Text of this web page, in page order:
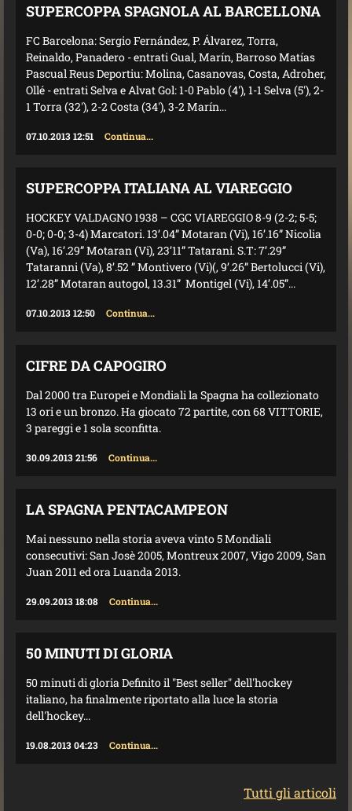
SUPERCOPPA SPAGNOLA AL BARCELLONA
FC Barcelona: Sergio Fernández, P. Álvarez, Torra,
Reinaldo, Panadero - entrati Gual, Marín, Barroso Matías
Pascual Reus Deportiu: Molina, Casanovas, Costa, Adroher,
Ollé - entrati Selva e Alvat Gol: 1-0 Pablo (4'), 1-1 Selva (5'), 2-
1 Torra (32'), 2-2 Costa (34'), 3-2 Marín...
07.10.2013 12:51 Continua...
SUPERCOPPA ITALIANA AL VIAREGGIO
HOCKEY VALDAGNO 1938 – CGC VIAREGGIO 8-9 (2-2; 5-5;
0-0; 0-0; 3-4) Marcatori. 13’.04” Motaran (Vi), 16’.16” Nicolia
(Va), 16’.29” Motaran (Vi), 23’11” Tatarani. S.T: 7’.29”
Tataranni (Va), 8’.52 ” Montivero (Vi)(, 9’.26” Bertolucci (Vi),
12’.28” Motaran autogol, 13.31” Montigel (Vi), 14’.05”...
07.10.2013 12:50 Continua...
CIFRE DA CAPOGIRO
Dal 2000 tra Europei e Mondiali la Spagna ha collezionato
13 ori e un bronzo. Ha giocato 72 partite, con 68 VITTORIE,
3 pareggi e 1 sola sconfitta.
30.09.2013 21:56 Continua...
LA SPAGNA PENTACAMPEON
Mai nessuno nella storia aveva vinto 5 Mondiali
consecutivi: San Josè 2005, Montreux 2007, Vigo 2009, San
Juan 2011 ed ora Luanda 2013.
29.09.2013 18:08 Continua...
50 MINUTI DI GLORIA
50 minuti di gloria Definito il "Best seller" dell'hockey
italiano, ha finalmente riportato alla luce la storia
dell'hockey...
19.08.2013 04:23 Continua...
Tutti gli articoli